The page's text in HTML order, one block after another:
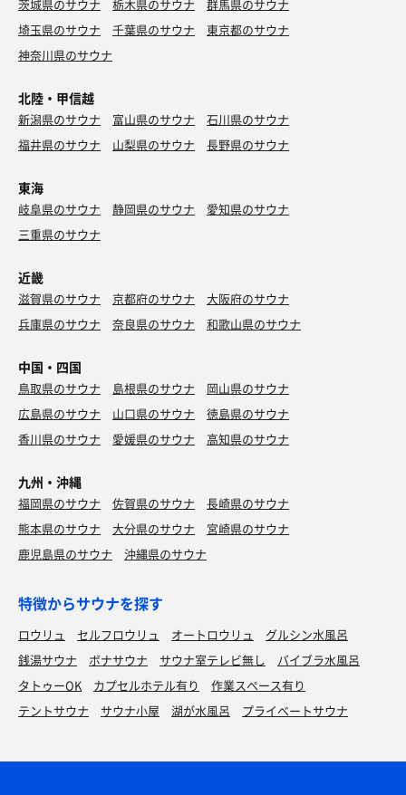
茨城県のサウナ 栃木県のサウナ
群馬県のサウナ
埼玉県のサウナ
千葉県のサウナ
東京都のサウナ
神奈川県のサウナ
北陸・甲信越
新潟県のサウナ 富山県のサウナ
石川県のサウナ
福井県のサウナ
山梨県のサウナ 長野県のサウナ
東海
岐阜県のサウナ 静岡県のサウナ
愛知県のサウナ
三重県のサウナ
近畿
滋賀県のサウナ 京都府のサウナ
大阪府のサウナ
兵庫県のサウナ
奈良県のサウナ 和歌山県のサウナ
中国・四国
鳥取県のサウナ 島根県のサウナ
岡山県のサウナ
広島県のサウナ
山口県のサウナ
徳島県のサウナ
香川県のサウナ
愛媛県のサウナ 高知県のサウナ
九州・沖縄
福岡県のサウナ 佐賀県のサウナ
長崎県のサウナ
熊本県のサウナ
大分県のサウナ
宮崎県のサウナ
鹿児島県のサウナ
沖縄県のサウナ
特徴からサウナを探す
ロウリュ セルフロウリュ オートロウリュ
グルシン水風呂
銭湯サウナ
ボナサウナ サウナ室テレビ無し
バイブラ水風呂
タトゥーOK
カプセルホテル有り
作業スペース有り
テントサウナ
サウナ小屋 湖が水風呂 プライベートサウナ